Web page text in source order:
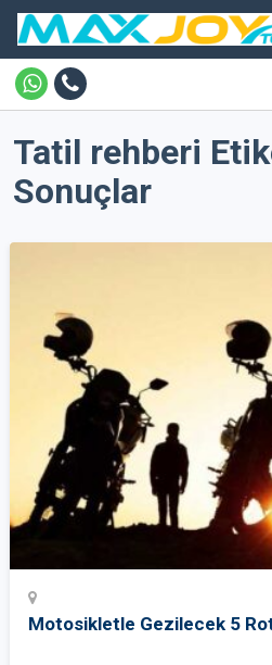
Tatil rehberi
Sonuçlar
Motosikletle Gezilecek 5